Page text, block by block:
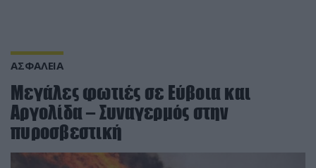
ΑΣΦΑΛΕΙΑ
Μεγάλες φωτιές σε Εύβοια και
Αργολίδα – Συναγερμός στην
πυροσβεστική